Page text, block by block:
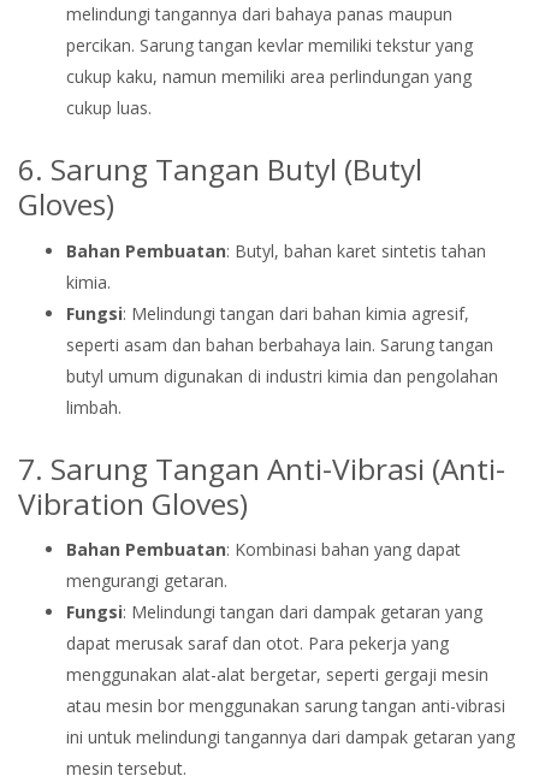
melindungi tangannya dari bahaya panas maupun
percikan. Sarung tangan kevlar memiliki tekstur yang
cukup kaku, namun memiliki area perlindungan yang
cukup luas.
6. Sarung Tangan Butyl (Butyl
Gloves)
Bahan Pembuatan: Butyl, bahan karet sintetis tahan
kimia.
Fungsi: Melindungi tangan dari bahan kimia agresif,
seperti asam dan bahan berbahaya lain. Sarung tangan
butyl umum digunakan di industri kimia dan pengolahan
limbah.
7. Sarung Tangan Anti-Vibrasi (Anti-
Vibration Gloves)
Bahan Pembuatan: Kombinasi bahan yang dapat
mengurangi getaran.
Fungsi: Melindungi tangan dari dampak getaran yang
dapat merusak saraf dan otot. Para pekerja yang
menggunakan alat-alat bergetar, seperti gergaji mesin
atau mesin bor menggunakan sarung tangan anti-vibrasi
ini untuk melindungi tangannya dari dampak getaran yang
mesin tersebut.